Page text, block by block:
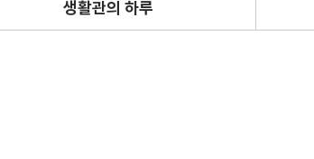
생활관의 하루